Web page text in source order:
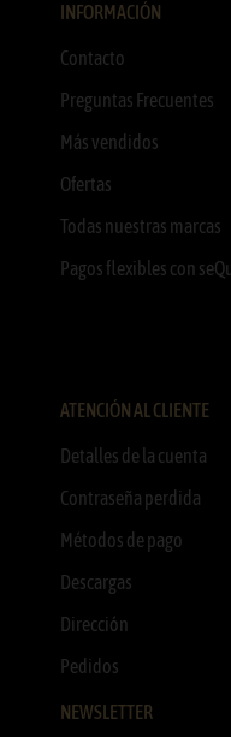
INFORMACIÓN
Contacto
Preguntas Frecuentes
Más vendidos
Ofertas
Todas nuestras marcas
Pagos flexibles con
ATENCIÓN AL CLIENTE
Detalles de la cuenta
Contraseña perdida
Métodos de pago
Descargas
Dirección
Pedidos
NEWSLETTER